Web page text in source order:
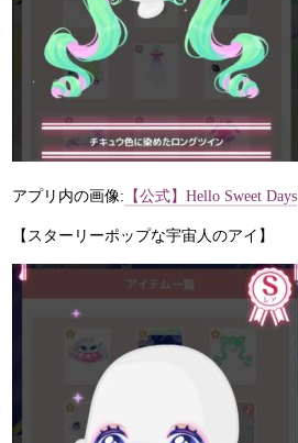
アプリ内の画像: 【公式】Hello Sweet Days
【スターリーポップな宇宙人のアイ】